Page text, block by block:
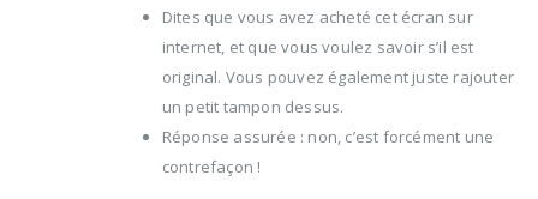
Dites que vous avez acheté cet écran sur
internet, et que vous voulez savoir s’il est
original. Vous pouvez également juste rajouter
un petit tampon dessus.
Réponse assurée : non, c’est forcément une
contrefaçon !